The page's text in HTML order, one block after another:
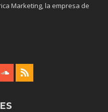
Marketing, la empresa de